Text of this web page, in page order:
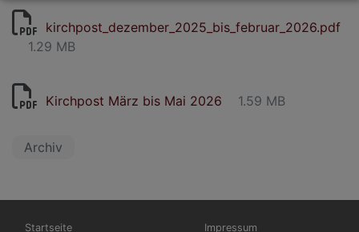
kirchpost_dezember_2025_bis_februar_2026.pdf
1.29 MB
Kirchpost März bis Mai 2026 1.59 MB
Archiv
Hauptnavigation
Startseite Fußbereichsmenü
Impressum